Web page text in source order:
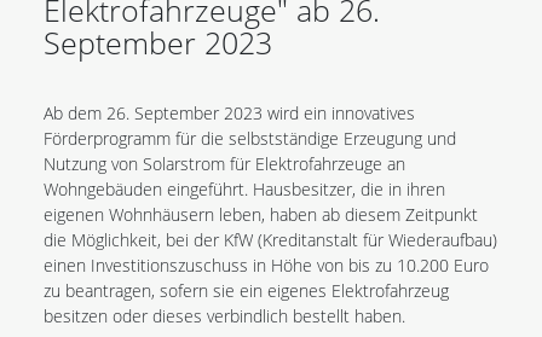
Elektrofahrzeuge" ab 26.
September 2023
Ab dem 26. September 2023 wird ein innovatives
Förderprogramm für die selbstständige Erzeugung und
Nutzung von Solarstrom für Elektrofahrzeuge an
Wohngebäuden eingeführt. Hausbesitzer, die in ihren
eigenen Wohnhäusern leben, haben ab diesem Zeitpunkt
die Möglichkeit, bei der KfW (Kreditanstalt für Wiederaufbau)
einen Investitionszuschuss in Höhe von bis zu 10.200 Euro
zu beantragen, sofern sie ein eigenes Elektrofahrzeug
besitzen oder dieses verbindlich bestellt haben.